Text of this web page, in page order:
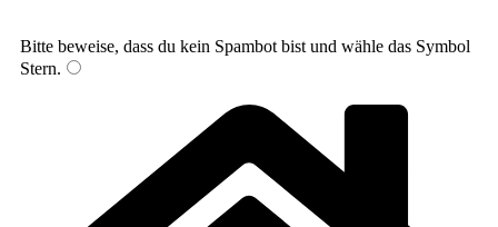
Bitte beweise, dass du kein Spambot bist und wähle das Symbol
Stern.